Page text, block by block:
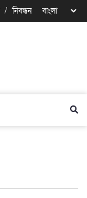
/ নিবন্ধন